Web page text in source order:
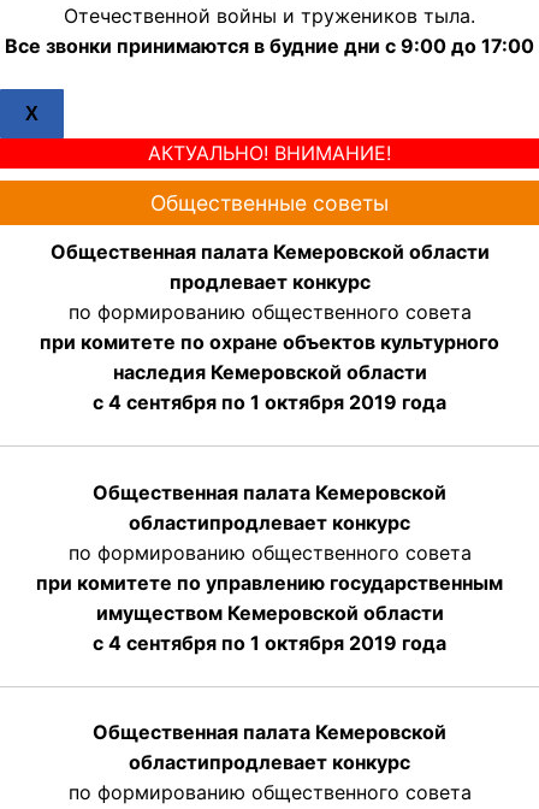
Отечественной войны и тружеников тыла.
Все звонки принимаются в будние дни с 9:00 до 17:00
X
АКТУАЛЬНО! ВНИМАНИЕ!
Общественные советы
Общественная палата Кемеровской области
продлевает конкурс
по формированию общественного совета
при комитете по охране объектов культурного
наследия Кемеровской области
с 4 сентября по 1 октября 2019 года
Общественная палата Кемеровской
областипродлевает конкурс
по формированию общественного совета
при комитете по управлению государственным
имуществом Кемеровской области
с 4 сентября по 1 октября 2019 года
Общественная палата Кемеровской
областипродлевает конкурс
по формированию общественного совета